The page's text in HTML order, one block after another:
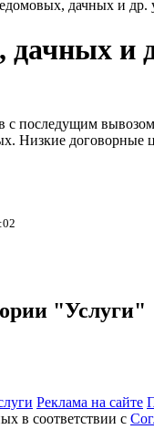
дачных и др.
и
с последущим
Низкие договорные
"Услуги"
Реклама на сайте
в соответствии с